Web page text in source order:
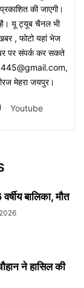
की जाएगी।
है। यू ट्यूब चैनल भी
, फोटो यहां भेज
पर संपर्क कर सकते
मेहरा जयपुर।
Youtube
बालिका, मौत
ने हासिल की